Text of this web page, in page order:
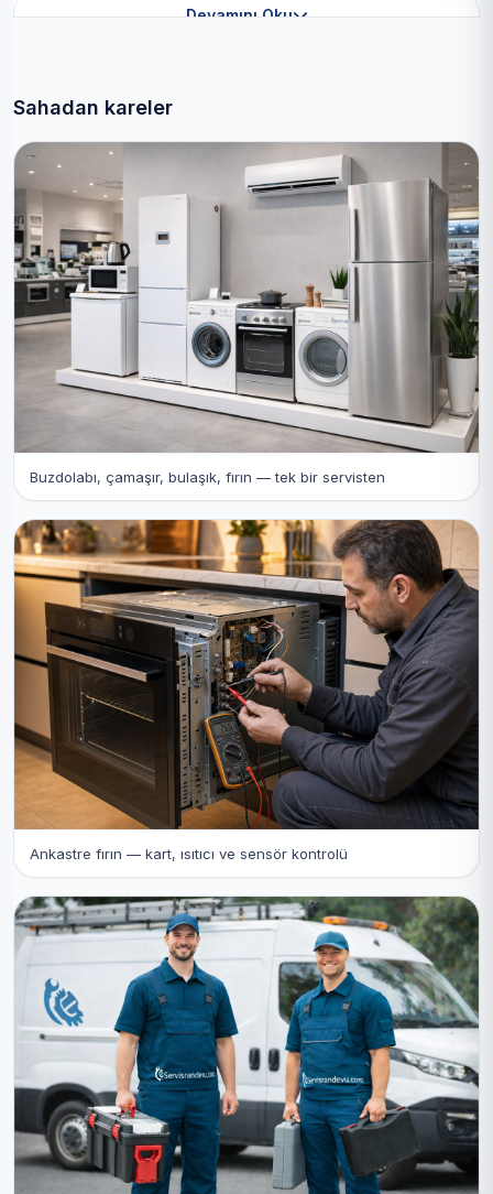
Devamını Oku
Sahadan kareler
Buzdolabı, çamaşır, bulaşık, fırın — tek bir servisten
Ankastre fırın — kart, ısıtıcı ve sensör kontrolü